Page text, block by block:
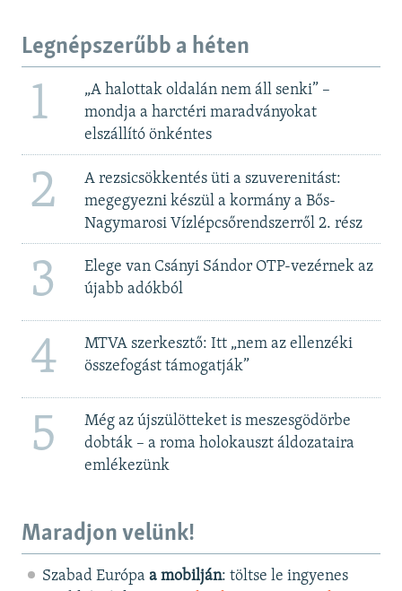
Legnépszerűbb a héten
1
„A halottak oldalán nem áll senki” –
mondja a harctéri maradványokat
elszállító önkéntes
2
A rezsicsökkentés üti a szuverenitást:
megegyezni készül a kormány a Bős-
Nagymarosi Vízlépcsőrendszerről 2. rész
3
Elege van Csányi Sándor OTP-vezérnek az
újabb adókból
4
MTVA szerkesztő: Itt „nem az ellenzéki
összefogást támogatják”
5
Még az újszülötteket is meszesgödörbe
dobták – a roma holokauszt áldozataira
emlékezünk
Maradjon velünk!
Szabad Európa a mobilján: töltse le ingyenes